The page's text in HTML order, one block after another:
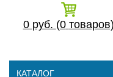
0 руб. (0 товаров)
КАТАЛОГ